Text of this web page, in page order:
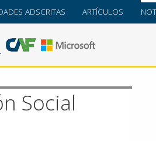
ADSCRITAS ARTÍCULOS
Social